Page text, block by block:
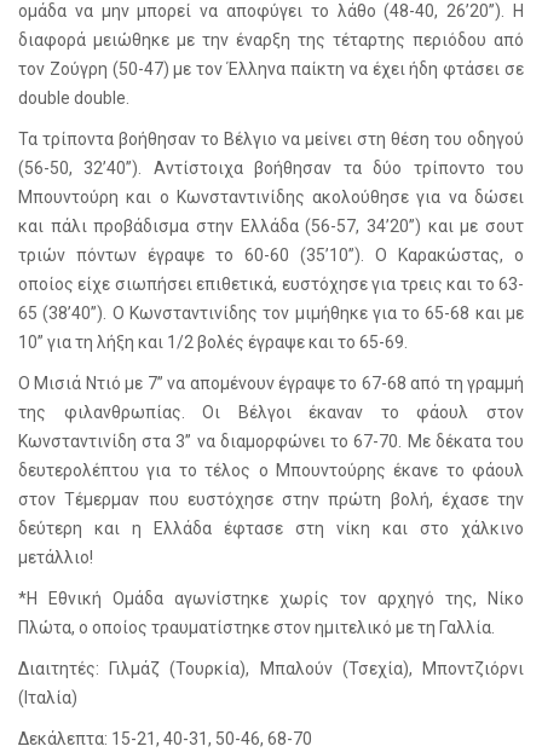
ομάδα να μην μπορεί να αποφύγει το λάθο (48-40, 26’20’’). Η
διαφορά μειώθηκε με την έναρξη της τέταρτης περιόδου από
τον Ζούγρη (50-47) με τον Έλληνα παίκτη να έχει ήδη φτάσει σε
double double.
Τα τρίποντα βοήθησαν το Βέλγιο να μείνει στη θέση του οδηγού
(56-50, 32’40”). Αντίστοιχα βοήθησαν τα δύο τρίποντο του
Μπουντούρη και ο Κωνσταντινίδης ακολούθησε για να δώσει
και πάλι προβάδισμα στην Ελλάδα (56-57, 34’20”) και με σουτ
τριών πόντων έγραψε το 60-60 (35’10”). Ο Καρακώστας, ο
οποίος είχε σιωπήσει επιθετικά, ευστόχησε για τρεις και το 63-
65 (38’40”). Ο Κωνσταντινίδης τον μιμήθηκε για το 65-68 και με
10” για τη λήξη και 1/2 βολές έγραψε και το 65-69.
Ο Μισιά Ντιό με 7” να απομένουν έγραψε το 67-68 από τη γραμμή
της φιλανθρωπίας. Οι Βέλγοι έκαναν το φάουλ στον
Κωνσταντινίδη στα 3” να διαμορφώνει το 67-70. Με δέκατα του
δευτερολέπτου για το τέλος ο Μπουντούρης έκανε το φάουλ
στον Τέμερμαν που ευστόχησε στην πρώτη βολή, έχασε την
δεύτερη και η Ελλάδα έφτασε στη νίκη και στο χάλκινο
μετάλλιο!
*Η Εθνική Ομάδα αγωνίστηκε χωρίς τον αρχηγό της, Νίκο
Πλώτα, ο οποίος τραυματίστηκε στον ημιτελικό με τη Γαλλία.
Διαιτητές: Γιλμάζ (Τουρκία), Μπαλούν (Τσεχία), Μποντζιόρνι
(Ιταλία)
Δεκάλεπτα: 15-21, 40-31, 50-46, 68-70